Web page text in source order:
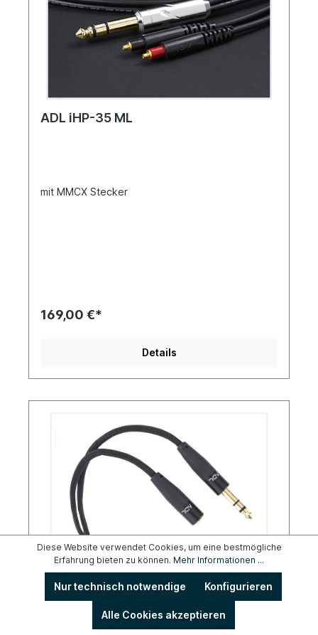
ADL iHP-35 ML
mit MMCX Stecker
169,00 €*
Details
Furutech ADL IHP-3563
Diese Website verwendet Cookies, um eine bestmögliche
Erfahrung bieten zu können. Mehr Informationen ...
Nur technisch notwendige Konfigurieren
Alle Cookies akzeptieren